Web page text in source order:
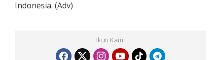
Indonesia. (Adv)
Ikuti Kami